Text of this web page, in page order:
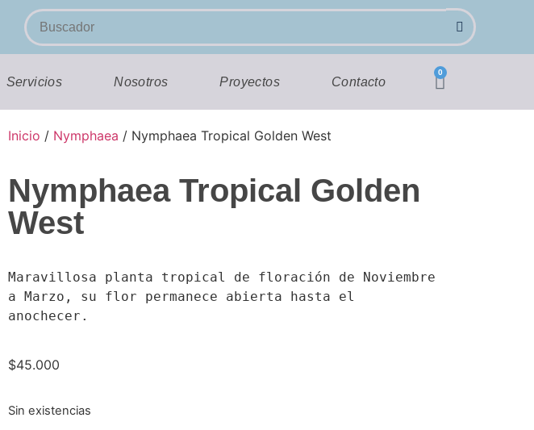
Servicios Nosotros Proyectos Contacto
0
Inicio / Nymphaea / Nymphaea Tropical Golden West
Nymphaea Tropical Golden
West
Maravillosa planta tropical de floración de Noviembre
a Marzo, su flor permanece abierta hasta el
anochecer.
$45.000
Sin existencias